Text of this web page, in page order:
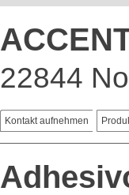
22844
Kontakt aufnehmen